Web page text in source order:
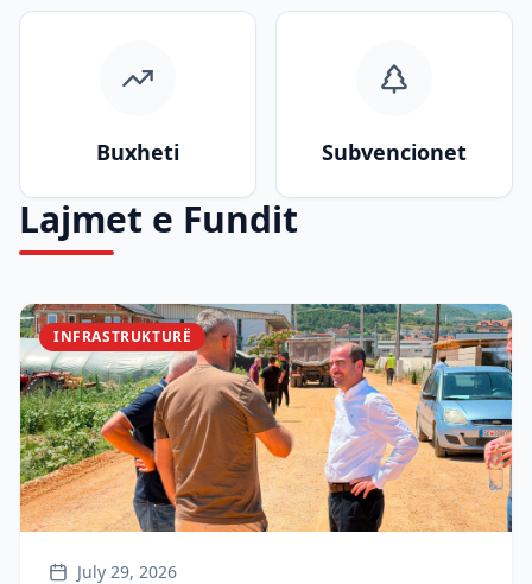
Buxheti Subvencionet
Lajmet e Fundit
INFRASTRUKTURË
July 29, 2026